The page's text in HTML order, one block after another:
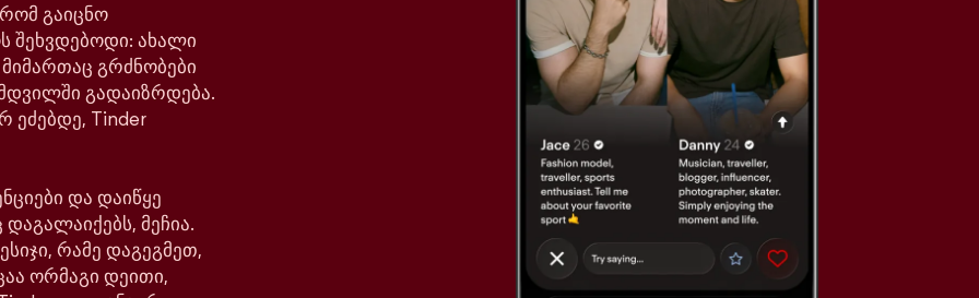
გაიცნო
შეხვდებოდი: ახალი
გრძნობები
გადაიზრდება.
ეძებდე, Tinder
და დაიწყე
მეჩია.
რამე დაგეგმეთ,
ორმაგი დეითი,